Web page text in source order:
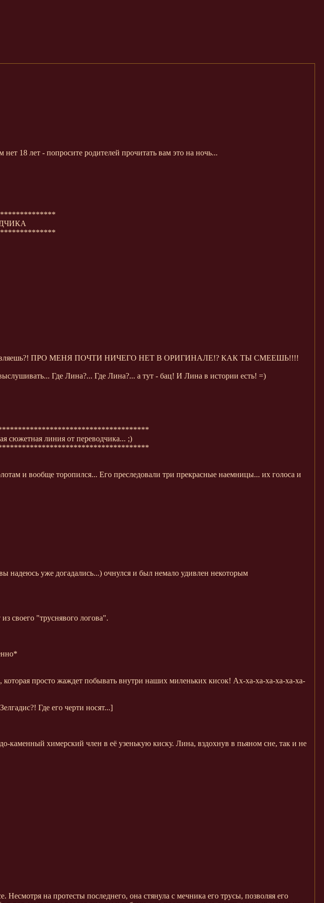
18 лет - попросите родителей прочитать вам это на ночь...
добовляешь?! ПРО МЕНЯ ПОЧТИ НИЧЕГО НЕТ В ОРИГИНАЛЕ!? КАК ТЫ СМЕЕШЬ!!!!
Где Лина?... Где Лина?... а тут - бац! И Лина в истории есть! =)
сюжетная линия от переводчика... ;)
и вообще торопился... Его преследовали три прекрасные наемницы... их голоса и
надеюсь уже догадались...) очнулся и был немало удивлен некоторым
своего "труснявого логова".
просто жаждет побывать внутри наших миленьких кисок! Ах-ха-ха-ха-ха-ха-ха-
Где его черти носят...]
каменный химерский член в её узенькую киску. Лина, вздохнув в пьяном сне, так и не
на протесты последнего, она стянула с мечника его трусы, позволяя его